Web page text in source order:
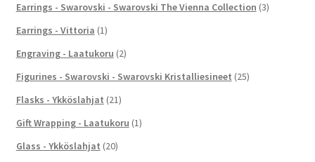
Earrings - Swarovski - Swarovski The Vienna Collection (3)
Earrings - Vittoria (1)
Engraving - Laatukoru (2)
Figurines - Swarovski - Swarovski Kristalliesineet (25)
Flasks - Ykköslahjat (21)
Gift Wrapping - Laatukoru (1)
Glass - Ykköslahjat (20)